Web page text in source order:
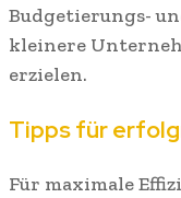
Budgetierungs-
kleinere
erzielen.
Tipps für
Für maximale